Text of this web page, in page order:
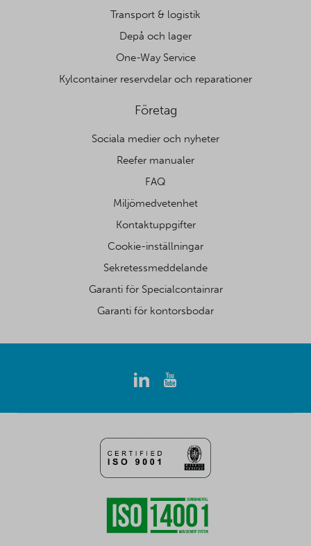
Transport & logistik
Depå och lager
One-Way Service
Kylcontainer reservdelar och reparationer
Företag
Sociala medier och nyheter
Reefer manualer
FAQ
Miljömedvetenhet
Kontaktuppgifter
Cookie-inställningar
Sekretessmeddelande
Garanti för Specialcontainrar
Garanti för kontorsbodar